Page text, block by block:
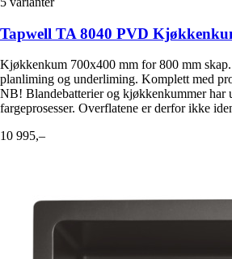
Tapwell TA 8040 PVD
Kjøkkenkum 700x400 mm for 800 mm
planliming og underliming. Komplett med
NB! Blandebatterier og kjøkkenkummer har
fargeprosesser. Overflatene er derfor ikke
10 995,–